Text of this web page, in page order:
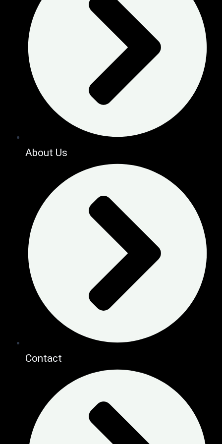
About Us
Contact